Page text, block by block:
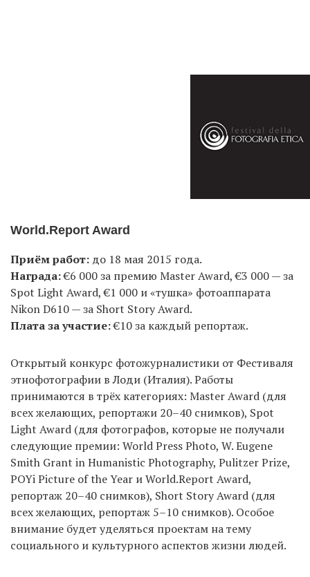
World.Report Award
Приём работ: до 18 мая 2015 года.
Награда:€6 000 за премию Master Award, €3 000 — за
Spot Light Award, €1 000 и «тушка» фотоаппарата
Nikon D610 — за Short Story Award.
Плата за участие:€10 за каждый репортаж.
Открытый конкурс фотожурналистики от Фестиваля
этнофотографии в Лоди (Италия). Работы
принимаются в трёх категориях: Master Award (для
всех желающих, репортажи 20–40 снимков), Spot
Light Award (для фотографов, которые не получали
следующие премии: World Press Photo, W. Eugene
Smith Grant in Humanistic Photography, Pulitzer Prize,
POYi Picture of the Year и World.Report Award,
репортаж 20–40 снимков), Short Story Award (для
всех желающих, репортаж 5–10 снимков). Особое
внимание будет уделяться проектам на тему
социального и культурного аспектов жизни людей.